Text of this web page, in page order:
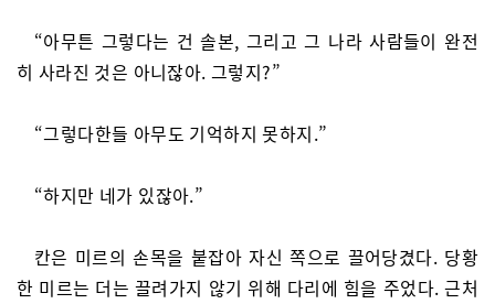
“아무튼 그렇다는 건 솔본, 그리고 그 나라 사람들이 완전
히 사라진 것은 아니잖아. 그렇지?”
“그렇다한들 아무도 기억하지 못하지.”
“하지만 네가 있잖아.”
칸은 미르의 손목을 붙잡아 자신 쪽으로 끌어당겼다. 당황
한 미르는 더는 끌려가지 않기 위해 다리에 힘을 주었다. 근처